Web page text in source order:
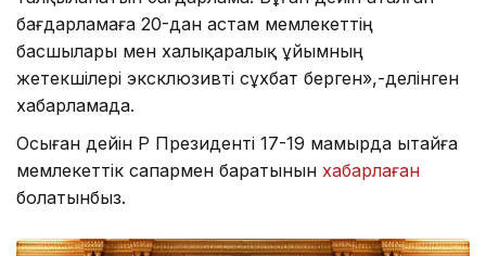
бағдарламаға 20-дан астам мемлекеттің
басшылары мен халықаралық ұйымның
жетекшілері эксклюзивті сұхбат берген»,-делінген
хабарламада.
Осыған дейін ҚР Президенті 17-19 мамырда Қытайға
мемлекеттік сапармен баратынын хабарлаған
болатынбыз.